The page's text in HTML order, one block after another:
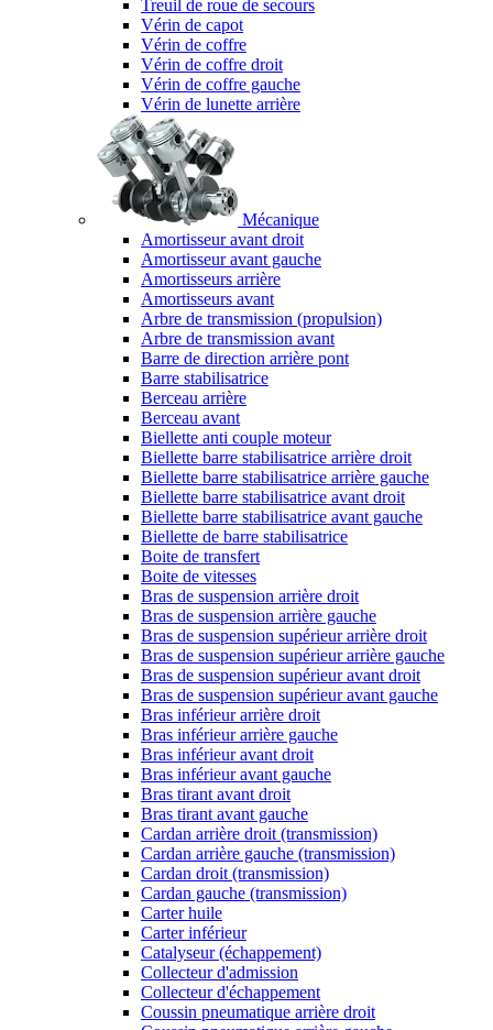
Treuil de roue de secours
Vérin de capot
Vérin de coffre
Vérin de coffre droit
Vérin de coffre gauche
Vérin de lunette arrière
Mécanique
Amortisseur avant droit
Amortisseur avant gauche
Amortisseurs arrière
Amortisseurs avant
Arbre de transmission (propulsion)
Arbre de transmission avant
Barre de direction arrière pont
Barre stabilisatrice
Berceau arrière
Berceau avant
Biellette anti couple moteur
Biellette barre stabilisatrice arrière droit
Biellette barre stabilisatrice arrière gauche
Biellette barre stabilisatrice avant droit
Biellette barre stabilisatrice avant gauche
Biellette de barre stabilisatrice
Boite de transfert
Boite de vitesses
Bras de suspension arrière droit
Bras de suspension arrière gauche
Bras de suspension supérieur arrière droit
Bras de suspension supérieur arrière gauche
Bras de suspension supérieur avant droit
Bras de suspension supérieur avant gauche
Bras inférieur arrière droit
Bras inférieur arrière gauche
Bras inférieur avant droit
Bras inférieur avant gauche
Bras tirant avant droit
Bras tirant avant gauche
Cardan arrière droit (transmission)
Cardan arrière gauche (transmission)
Cardan droit (transmission)
Cardan gauche (transmission)
Carter huile
Carter inférieur
Catalyseur (échappement)
Collecteur d'admission
Collecteur d'échappement
Coussin pneumatique arrière droit